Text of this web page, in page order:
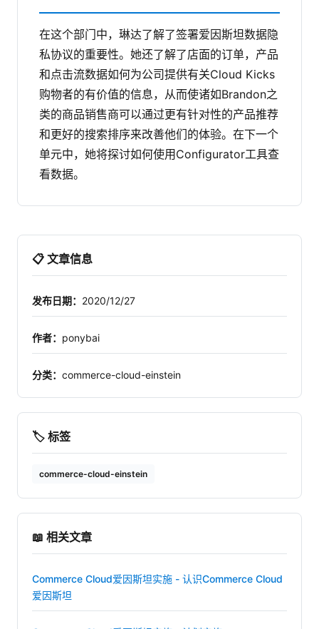
在这个部门中，琳达了解了签署爱因斯坦数据隐
私协议的重要性。她还了解了店面的订单，产品
和点击流数据如何为公司提供有关Cloud Kicks
购物者的有价值的信息，从而使诸如Brandon之
类的商品销售商可以通过更有针对性的产品推荐
和更好的搜索排序来改善他们的体验。在下一个
单元中，她将探讨如何使用Configurator工具查
看数据。
📋 文章信息
发布日期： 2020/12/27
作者： ponybai
分类： commerce-cloud-einstein
🏷️ 标签
commerce-cloud-einstein
📖 相关文章
Commerce Cloud爱因斯坦实施 - 认识Commerce Cloud
爱因斯坦